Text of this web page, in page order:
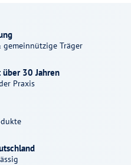
Träger
über 30 Jahren
Praxis